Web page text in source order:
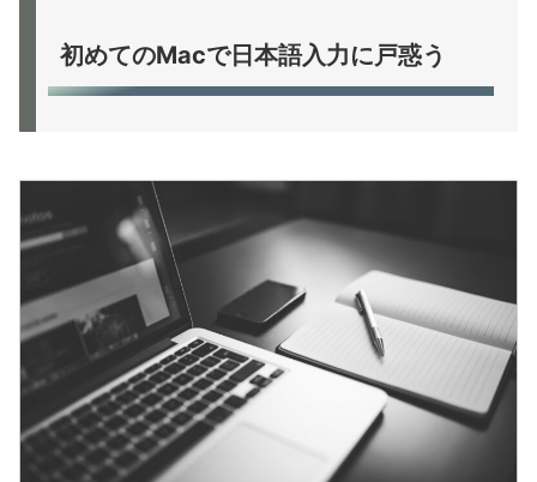
初めてのMacで日本語入力に戸惑う